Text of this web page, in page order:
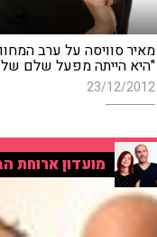
מאיר סוויסה על ערב
"היא הייתה מפעל שלם של
23/12/2012
מועדון ארוחת